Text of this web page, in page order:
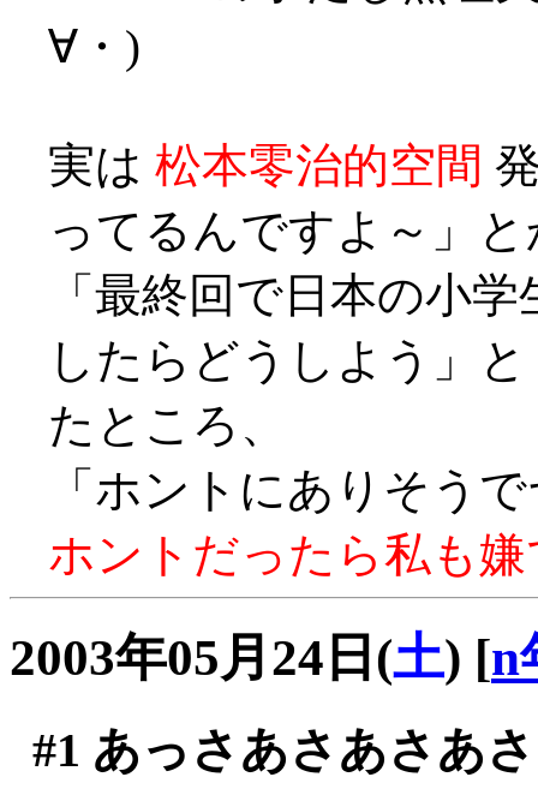
∀・)
実は 松本零治的空間
ってるんですよ～」
「最終回で日本の小
したらどうしよう」と
たところ、
「ホントにありそう
ホントだったら私も嫌
2003年05月24日(土) [n
#1 あっさあさあさあ